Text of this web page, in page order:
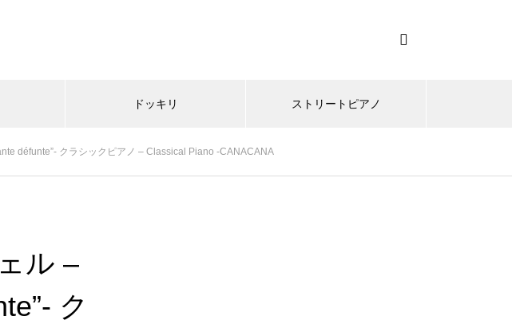
ドッキリ ストリートピアノ
défunte”- クラシックピアノ – Classical Piano -CANACANA
ル –
ク